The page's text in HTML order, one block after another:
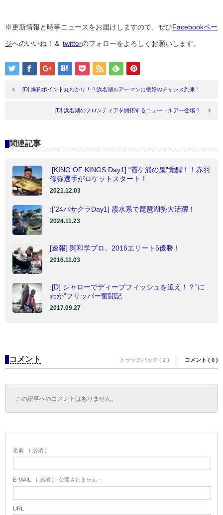
※更新情報と時事ニュースをお届けしますので、ぜひFacebookペー
ジへのいいね！＆ twitterのフォローをよろしくお願いします。
[D] 爆釣ポイント丸わかり！？浜名湖ルアーマンに絶好のチャンス到来！
[D] 浜名湖のフロンティアを開拓するニュー・ルアー登場？
関連記事
:[KING OF KINGS Day1] “霞ケ浦の鬼”覚醒！！赤羽
修弥選手がロケットスタート！
2021.12.03
:[’24バサクラDay1] 霞水系で琵琶湖勢大活躍！
2024.11.23
[速報] 関和学プロ、2016エリート5優勝！
2016.11.03
:[D] シャローでディープフィッシュを追え！？”に
わか”フリッパー奮闘記
2017.09.27
コメント トラックバック ( 2 ) コメント ( 0 )
この記事へのコメントはありません。
名前 ( 必須 )
E-MAIL ( 必須 ) - 公開されません -
URL